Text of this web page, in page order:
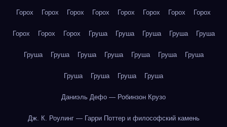
Горох Горох Горох Горох Горох Горох Горох Горох
Горох Горох Горох Груша Груша Груша Груша Груша
Груша Груша Груша Груша Груша Груша Груша
Груша Груша Груша Груша
Даниэль Дефо — Робинзон Крузо
Дж. К. Роулинг — Гарри Поттер и философский камень